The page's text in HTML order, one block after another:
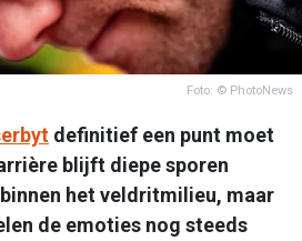
Foto: © PhotoNews
definitief een punt moet
blijft diepe sporen
het veldritmilieu, maar
de emoties nog steeds